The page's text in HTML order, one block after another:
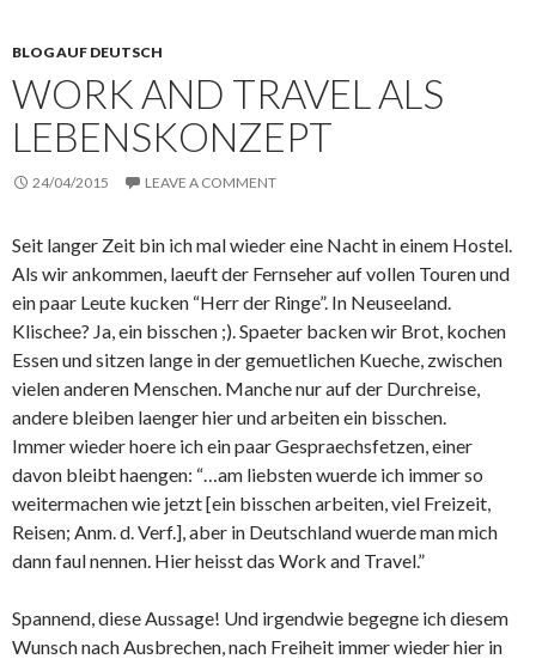
BLOG AUF DEUTSCH
WORK AND TRAVEL ALS
LEBENSKONZEPT
24/04/2015 LEAVE A COMMENT
Seit langer Zeit bin ich mal wieder eine Nacht in einem Hostel.
Als wir ankommen, laeuft der Fernseher auf vollen Touren und
ein paar Leute kucken “Herr der Ringe”. In Neuseeland.
Klischee? Ja, ein bisschen ;). Spaeter backen wir Brot, kochen
Essen und sitzen lange in der gemuetlichen Kueche, zwischen
vielen anderen Menschen. Manche nur auf der Durchreise,
andere bleiben laenger hier und arbeiten ein bisschen.
Immer wieder hoere ich ein paar Gespraechsfetzen, einer
davon bleibt haengen: “…am liebsten wuerde ich immer so
weitermachen wie jetzt [ein bisschen arbeiten, viel Freizeit,
Reisen; Anm. d. Verf.], aber in Deutschland wuerde man mich
dann faul nennen. Hier heisst das Work and Travel.”
Spannend, diese Aussage! Und irgendwie begegne ich diesem
Wunsch nach Ausbrechen, nach Freiheit immer wieder hier in